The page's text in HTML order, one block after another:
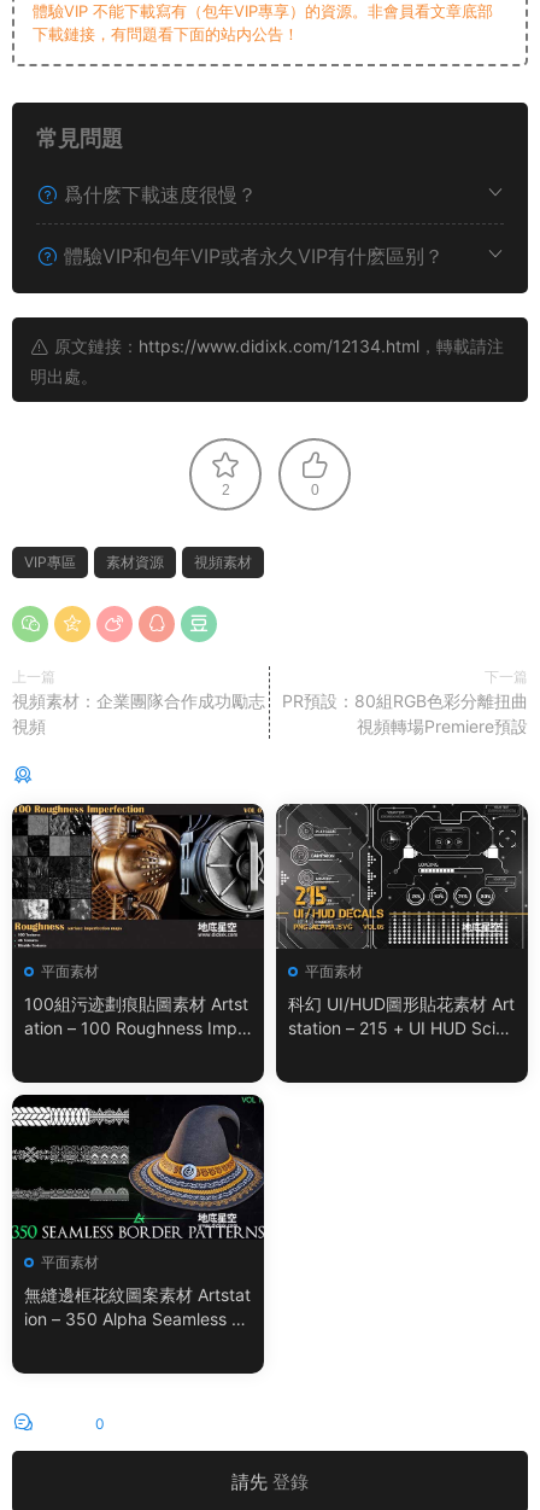
體驗VIP 不能下載寫有（包年VIP專享）的資源。非會員看文章底部
下載鏈接，有問題看下面的站内公告！
常見問題
爲什麽下載速度很慢？
體驗VIP和包年VIP或者永久VIP有什麽區别？
原文鏈接： https://www.didixk.com/12134.html ，轉載請注
明出處。
2 0
VIP專區 素材資源 視頻素材
上一篇
視頻素材：企業團隊合作成功勵志
視頻
下一篇
PR預設：80組RGB色彩分離扭曲
視頻轉場Premiere預設
平面素材
100組污迹劃痕貼圖素材 Artst
ation – 100 Roughness Impe
平面素材
科幻 UI/HUD圖形貼花素材 Art
station – 215 + UI HUD SciFi
平面素材
無縫邊框花紋圖案素材 Artstat
ion – 350 Alpha Seamless Bo
0
請先 登錄